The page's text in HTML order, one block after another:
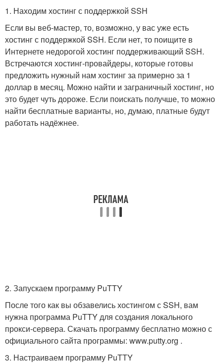
1. Находим хостинг с поддержкой SSH
Если вы веб-мастер, то, возможно, у вас уже есть
хостинг с поддержкой SSH. Если нет, то поищите в
Интернете недорогой хостинг поддерживающий SSH.
Встречаются хостинг-провайдеры, которые готовы
предложить нужный нам хостинг за примерно за 1
доллар в месяц. Можно найти и заграничный хостинг, но
это будет чуть дороже. Если поискать получше, то можно
найти бесплатные варианты, но, думаю, платные будут
работать надёжнее.
2. Запускаем программу PuTTY
После того как вы обзавелись хостингом с SSH, вам
нужна программа PuTTY для создания локального
прокси-сервера. Скачать программу бесплатно можно с
официального сайта программы: www.putty.org .
3. Настраиваем программу PuTTY